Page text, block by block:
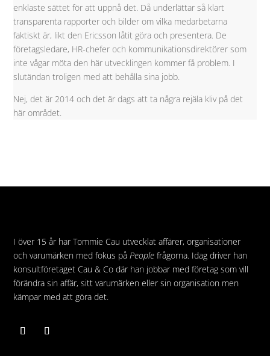
enklaste sättet för att uppnå det. Då underlättar så klart
transparenta rapporter och bilder om vilka medarbetarna
faktiskt är, likt den Ericsson låtit göra och presentera. De
företagsledare, HR-chefer och kommunikationsdirektörer som
inte vågar möta den här utvecklingen kommer få problem. I
slutändan troligen med att behålla sina jobb.
Nej, det är 2014 och det är dags att ta några rejäla kliv på det
här området.
I över 15 år har Tommie Cau utvecklat affärer, organisationer
och varumärken med fokus påPeople frågorna. Idag driver han
konsultföretaget Cau & Co där han jobbar med företag som vill
förändra sin affär, sitt varumärken eller sin organisation men
kämpar med att göra det.